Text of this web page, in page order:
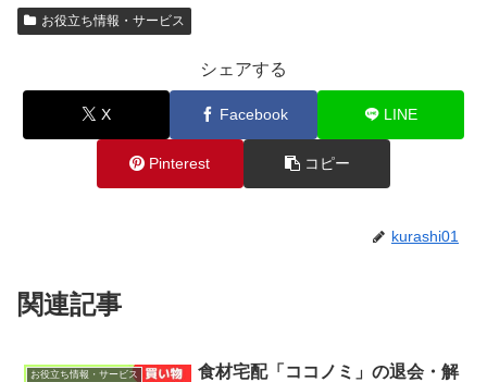
お役立ち情報・サービス
シェアする
X Facebook LINE
Pinterest コピー
kurashi01
関連記事
お役立ち情報・サービス
食材宅配「ココノミ」の退会・解